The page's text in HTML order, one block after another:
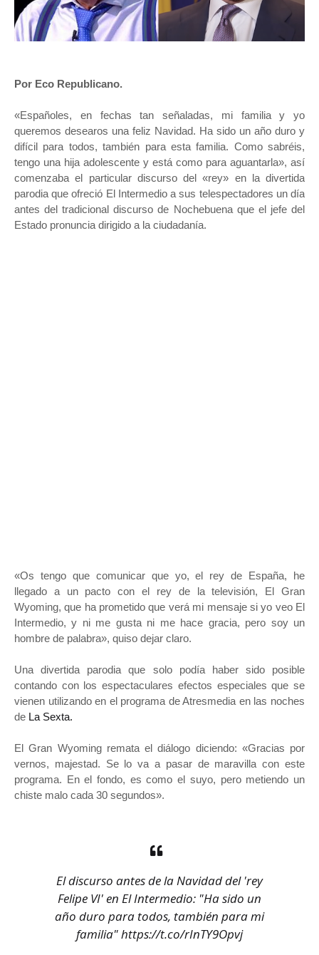
Por Eco Republicano.
«Españoles, en fechas tan señaladas, mi familia y yo
queremos desearos una feliz Navidad. Ha sido un año duro y
difícil para todos, también para esta familia. Como sabréis,
tengo una hija adolescente y está como para aguantarla», así
comenzaba el particular discurso del «rey» en la divertida
parodia que ofreció El Intermedio a sus telespectadores un día
antes del tradicional discurso de Nochebuena que el jefe del
Estado pronuncia dirigido a la ciudadanía.
«Os tengo que comunicar que yo, el rey de España, he
llegado a un pacto con el rey de la televisión, El Gran
Wyoming, que ha prometido que verá mi mensaje si yo veo El
Intermedio, y ni me gusta ni me hace gracia, pero soy un
hombre de palabra», quiso dejar claro.
Una divertida parodia que solo podía haber sido posible
contando con los espectaculares efectos especiales que se
vienen utilizando en el programa de Atresmedia en las noches
de La Sexta.
El Gran Wyoming remata el diálogo diciendo: «Gracias por
vernos, majestad. Se lo va a pasar de maravilla con este
programa. En el fondo, es como el suyo, pero metiendo un
chiste malo cada 30 segundos».
El discurso antes de la Navidad del 'rey
Felipe VI' en El Intermedio: "Ha sido un
año duro para todos, también para mi
familia"https://t.co/rInTY9Opvj